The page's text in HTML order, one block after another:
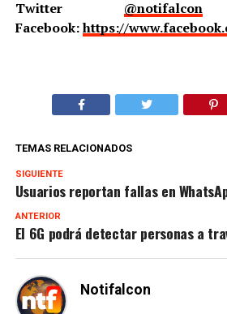
Twitter @notifalcon
Facebook:https://
TEMAS RELACIONADOS
SIGUIENTE
Usuarios reportan fallas en
ANTERIOR
El 6G podrá detectar personas a
Notifalcon